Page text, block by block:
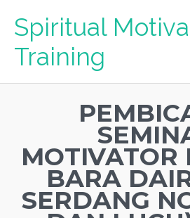
Spiritual
Training
MOTIVATOR
BARA
SERDANG